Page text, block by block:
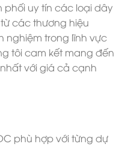
phối uy tín các loại dây
các thương hiệu
nghiệm trong lĩnh vực
tôi cam kết mang đến
với giá cả cạnh
phù hợp với từng dự